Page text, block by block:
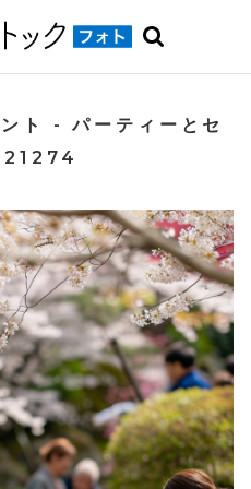
ト - パーティーとセ
21274